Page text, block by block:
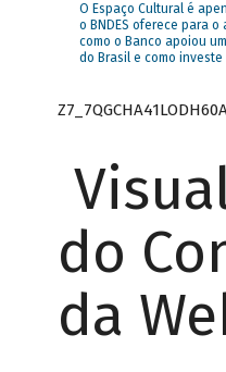
O Espaço Cultural é
o BNDES oferece para
como o Banco apoiou
do Brasil e como
do
da